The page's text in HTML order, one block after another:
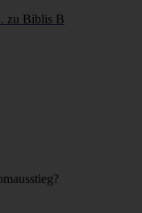
zu Biblis B